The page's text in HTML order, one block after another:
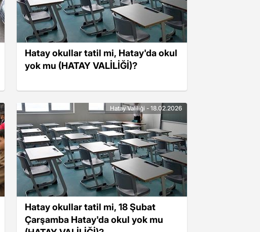
Hatay okullar tatil mi, Hatay'da okul
yok mu (HATAY VALİLİĞİ)?
Hatay okullar tatil mi, 18 Şubat
Çarşamba Hatay'da okul yok mu
Hatay Valiliği - 18.02.2026